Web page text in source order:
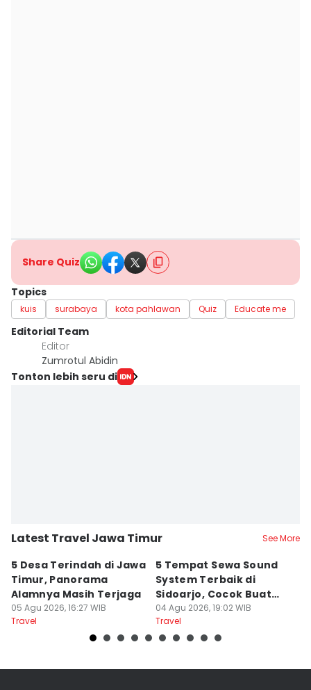
Share Quiz
Topics
kuis surabaya kota pahlawan Quiz Educate me
Editorial Team
Editor
Zumrotul Abidin
Tonton lebih seru di
Latest Travel Jawa Timur See More
5 Desa Terindah di Jawa
Timur, Panorama
Alamnya Masih Terjaga
05 Agu 2026, 16:27 WIB
Travel
5 Tempat Sewa Sound
System Terbaik di
Sidoarjo, Cocok Buat
Agustusan
04 Agu 2026, 19:02 WIB
Travel